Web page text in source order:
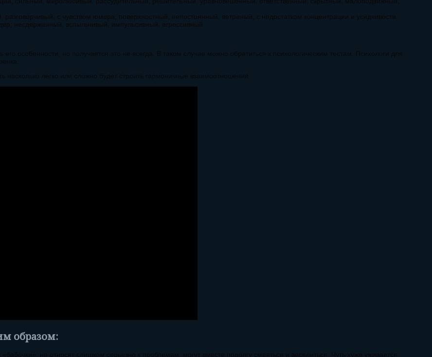
с чувством юмора; поверхностный, непостоянный, ветреный, с недостатком концентрации и усидчивости.
несдержанный, вспыльчивый, импульсивный, агрессивный.
особенности, но получается это не всегда. В таком случае можно обратиться к психологическим тестам. Психологи для
легко или сложно будет строить гармоничные взаимоотношения.
образом:
не относят слишком серьезно к проблемам, могут вместе подолгу смеяться и веселиться. Чуть хуже уживается